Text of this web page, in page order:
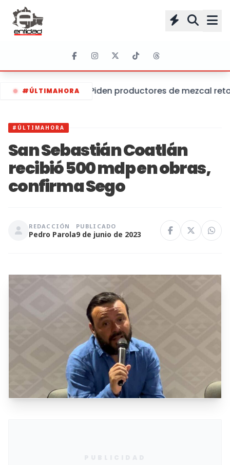
#ÚLTIMAHORA Piden productores de mezcal
#ÚLTIMAHORA
San Sebastián Coatlán
recibió 500 mdp en obras,
confirma Sego
REDACCIÓN
Pedro Parola
PUBLICADO
9 de junio de 2023